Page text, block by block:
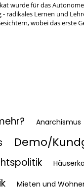
wurde für das
radikales Lernen und
wobei das erste
Anarchismus
Demo/
Mieten und